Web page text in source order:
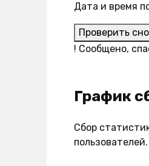
Дата и время
Проверить
! Сообщено,
График
Сбор
пользователей.